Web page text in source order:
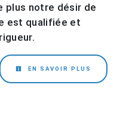
plus notre désir de
est qualifiée et
EN SAVOIR PLUS